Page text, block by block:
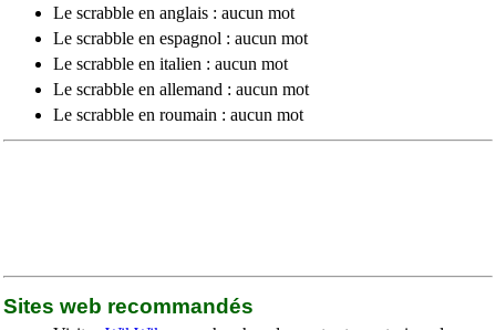
Le scrabble en anglais : aucun mot
Le scrabble en espagnol : aucun mot
Le scrabble en italien : aucun mot
Le scrabble en allemand : aucun mot
Le scrabble en roumain : aucun mot
Sites web recommandés